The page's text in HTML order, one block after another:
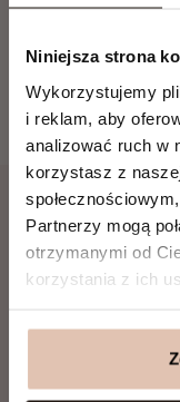
Niniejsza strona
Wykorzystujemy
i reklam, aby
analizować ruch w
korzystasz z
Partnerzy mogą
otrzymanymi od
korzystania z ich
ZAPYTAJ O
ZOBACZ
1 Powierzchnia
polskiej normie PN-ISO
2 Powierzchnie
tynków.
3 Rysunki opracowano na
6 Powyższa oferta ma
w rozumieniu art.66 §1
przepisów prawnych.